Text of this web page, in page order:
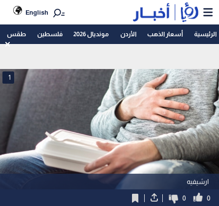
English
الرئيسية أسعار الذهب الأردن مونديال 2026 فلسطين طقس
ارشيفيه
1
0
0